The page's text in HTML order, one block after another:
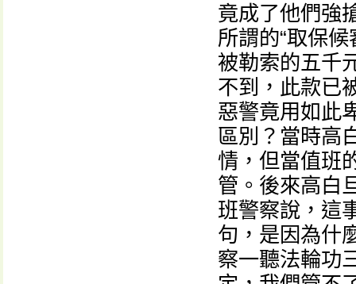
竟成了他們強
所謂的“取保
被勒索的五千
不到，此款已
惡警竟用如此
區別？當時高
情，但當值班
管。後來高白
班警察說，這
句，是因為什
察一聽法輪功